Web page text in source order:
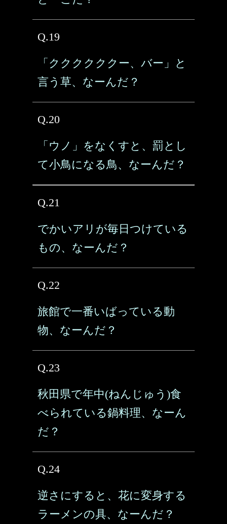
Q.19
「ククククククー、バー」と
言う草、なーんだ？
Q.20
「ウノ」をなくすと、罰とし
て小鳥になる鳥、なーんだ？
Q.21
でかいアリが毎日つけている
もの、なーんだ？
Q.22
旅館で一番いばっている動
物、なーんだ？
Q.23
秋田県で年中(ねんじゅう)食
べられている鍋料理、なーん
だ？
Q.24
逆さにすると、花に変身する
ラーメンの具、なーんだ？